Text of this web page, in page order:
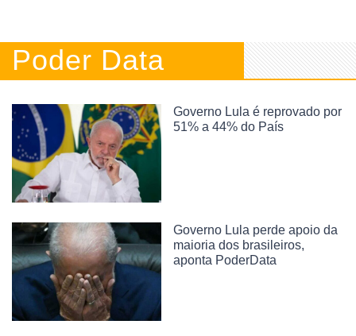
Poder Data
Governo Lula é reprovado por
51% a 44% do País
Governo Lula perde apoio da
maioria dos brasileiros,
aponta PoderData